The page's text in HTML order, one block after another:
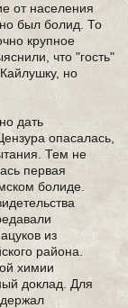
от населения
был болид. То
крупное
что "гость"
но
дать
опасалась,
Тем не
первая
болиде.
из
района.
химии
доклад. Для